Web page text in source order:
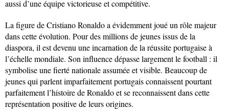
aussi d’une équipe victorieuse et compétitive.
La figure de Cristiano Ronaldo a évidemment joué un rôle majeur
dans cette évolution. Pour des millions de jeunes issus de la
diaspora, il est devenu une incarnation de la réussite portugaise à
l’échelle mondiale. Son influence dépasse largement le football : il
symbolise une fierté nationale assumée et visible. Beaucoup de
jeunes qui parlent imparfaitement portugais connaissent pourtant
parfaitement l’histoire de Ronaldo et se reconnaissent dans cette
représentation positive de leurs origines.